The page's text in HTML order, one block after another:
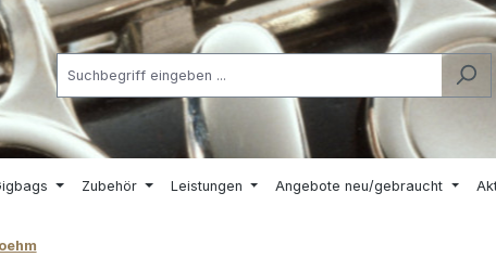
Zubehör Leistungen Angebote neu/gebraucht